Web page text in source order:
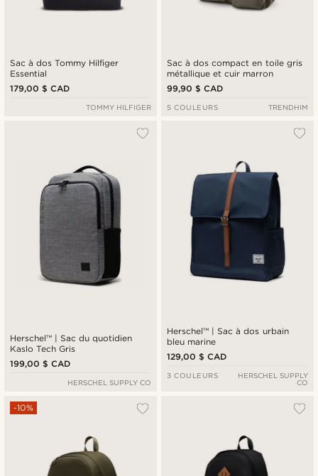
Sac à dos Tommy Hilfiger
Essential
179,00 $ CAD
TOMMY HILFIGER
Sac à dos compact en toile gris
métallique et cuir marron
99,90 $ CAD
5 COULEURS TRENDHIM
Herschel™ | Sac du quotidien
Kaslo Tech Gris
199,00 $ CAD
HERSCHEL SUPPLY CO
Herschel™ | Sac à dos urbain
bleu marine
129,00 $ CAD
3 COULEURS
HERSCHEL SUPPLY
CO
-10%